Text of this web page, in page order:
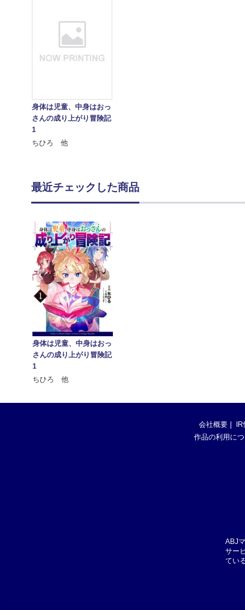
身体は児童、中身はおっ
さんの成り上がり冒険記
1
ちひろ 他
最近チェックした商品
身体は児童、中身はおっ
さんの成り上がり冒険記
1
ちひろ 他
会社概要
作品の利用に
ABJ
サー
てい